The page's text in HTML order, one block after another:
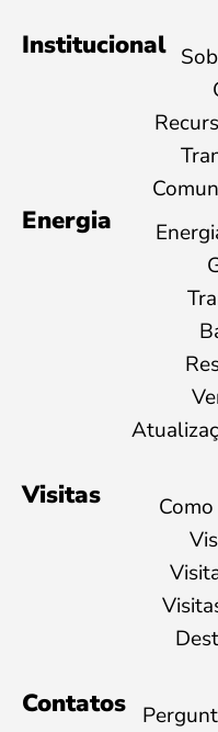
Institucional
Energia
Visitas
Contatos